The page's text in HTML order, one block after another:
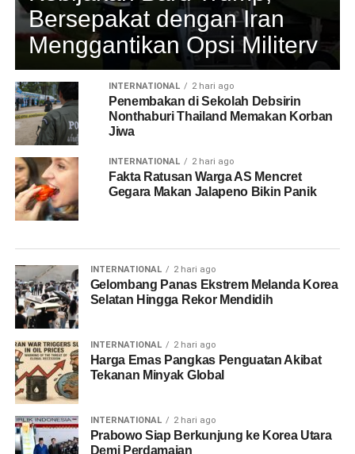
Bersepakat dengan Iran
Menggantikan Opsi Militerv
INTERNATIONAL 2 hari ago
Penembakan di Sekolah Debsirin
Nonthaburi Thailand Memakan Korban
Jiwa
INTERNATIONAL 2 hari ago
Fakta Ratusan Warga AS Mencret
Gegara Makan Jalapeno Bikin Panik
INTERNATIONAL 2 hari ago
Gelombang Panas Ekstrem Melanda Korea
Selatan Hingga Rekor Mendidih
INTERNATIONAL 2 hari ago
Harga Emas Pangkas Penguatan Akibat
Tekanan Minyak Global
INTERNATIONAL 2 hari ago
Prabowo Siap Berkunjung ke Korea Utara
Demi Perdamaian